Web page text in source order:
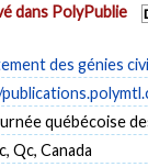
dans PolyPublie
des génies
québécoise
Qc, Canada